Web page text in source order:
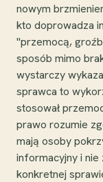
nowym
kto doprowadza
"przemocą,
sposób mimo
wystarczy
sprawca to
stosował
prawo rozumie
mają osoby
informacyjny i
konkretnej